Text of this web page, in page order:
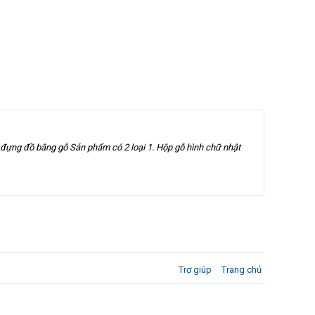
đồ bằng gỗ Sản phẩm có 2 loại 1. Hộp gỗ hình chữ nhật
Trợ giúp Trang chủ